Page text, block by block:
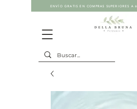
ENVÍO GRATIS EN COMPRAS SUPERIORES A